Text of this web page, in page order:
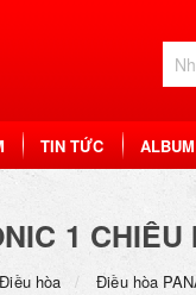
TIN TỨC ALBUM
1
Điều hòa Điều hòa